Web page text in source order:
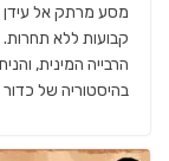
מסע מרתק אל עידן
קבועות ללא תחרות.
הרבייה המינית,
בהיסטוריה של